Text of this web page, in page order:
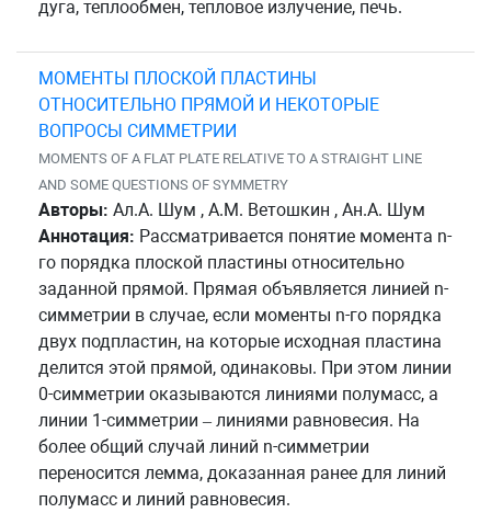
дуга, теплообмен, тепловое излучение, печь.
МОМЕНТЫ ПЛОСКОЙ ПЛАСТИНЫ
ОТНОСИТЕЛЬНО ПРЯМОЙ И НЕКОТОРЫЕ
ВОПРОСЫ СИММЕТРИИ
MOMENTS OF A FLAT PLATE RELATIVE TO A STRAIGHT LINE
AND SOME QUESTIONS OF SYMMETRY
Авторы: Ал.А. Шум , А.М. Ветошкин , Ан.А. Шум
Аннотация: Рассматривается понятие момента n-
го порядка плоской пластины относительно
заданной прямой. Прямая объявляется линией n-
симметрии в случае, если моменты n-го порядка
двух подпластин, на которые исходная пластина
делится этой прямой, одинаковы. При этом линии
0-симметрии оказываются линиями полумасс, а
линии 1-симметрии – линиями равновесия. На
более общий случай линий n-симметрии
переносится лемма, доказанная ранее для линий
полумасс и линий равновесия.